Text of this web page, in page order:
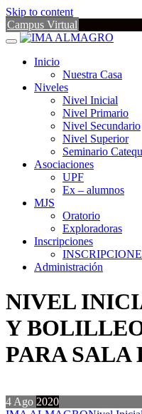
Skip to content
Campus Virtual
Inicio
Nuestra Casa
Niveles
Nivel Inicial
Nivel Primario
Nivel Secundario
Nivel Superior
Seminario
Asociaciones
UPF
Ex – alumnos
MJS
Oratorio
Exploradoras
Inscripciones
Administración
NIVEL
Y
PARA SALA
4Ago 2020